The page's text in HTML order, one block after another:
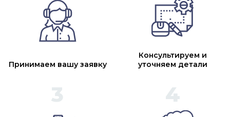
Принимаем вашу заявку
Консультируем и
уточняем детали